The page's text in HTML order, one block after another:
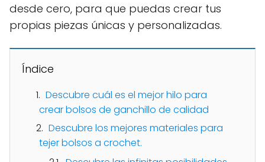
desde cero, para que puedas crear tus
propias piezas únicas y personalizadas.
Índice
Descubre cuál es el mejor hilo para
crear bolsos de ganchillo de calidad
Descubre los mejores materiales para
tejer bolsos a crochet.